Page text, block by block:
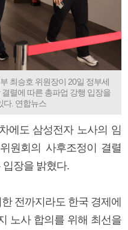
최승호 위원장이 20일 정부세
렬에 따른 총파업 강행 입장을
다. 연합뉴스
에도 삼성전자 노사의 임
원회의 사후조정이 결렬
입장을 밝혔다.
전까지라도 한국 경제에
노사 합의를 위해 최선을